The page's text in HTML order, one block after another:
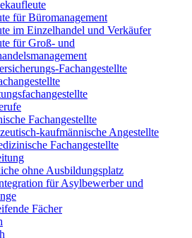
für Büromanagement
im Einzelhandel und Verkäufer
für Groß- und
Fachangestellte
Fachangestellte
kaufmännische Angestellte
Fachangestellte
ohne Ausbildungsplatz
für Asylbewerber und
Fächer